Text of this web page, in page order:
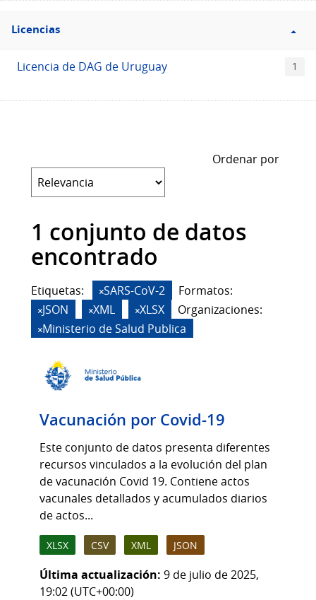
Filtro
Licencias
Licencias
Licencia de DAG de Uruguay 1
Ordenar por
1 conjunto de datos
encontrado
Etiquetas: SARS-CoV-2
Formatos:
JSON
XML XLSX
Organizaciones:
Ministerio de Salud Publica
Vacunación por Covid-19
Este conjunto de datos presenta diferentes
recursos vinculados a la evolución del plan
de vacunación Covid 19. Contiene actos
vacunales detallados y acumulados diarios
de actos...
XLSX CSV XML JSON
Última actualización: 9 de julio de 2025,
19:02 (UTC+00:00)